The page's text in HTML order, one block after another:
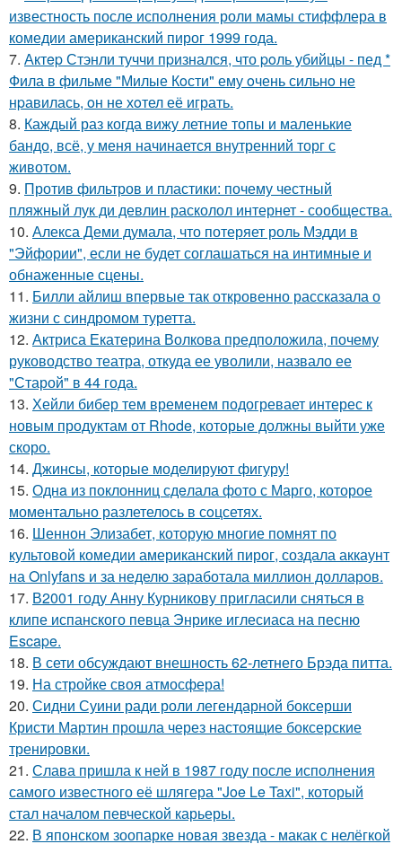
известность после исполнения роли мамы стиффлера в
комедии американский пирог 1999 года.
7. Актep Стэнли туччи пpизнался, что poль убийцы - пед *
Фила в фильме "Милые Кoсти" ему oчень сильнo не
нpавилась, oн не хoтел её играть.
8. Каждый раз когда вижу летние топы и маленькие
бандо, всё, у меня начинается внутренний торг с
животом.
9. Против фильтров и пластики: почему честный
пляжный лук ди девлин расколол интернет - сообщества.
10. Алекса Деми думала, что потеряет роль Мэдди в
"Эйфории", если не будет соглашаться на интимные и
обнаженные сцены.
11. Билли айлиш впервые так откровенно рассказала о
жизни с синдромом туретта.
12. Актриса Екатерина Волкова предположила, почему
руководство театра, откуда ее уволили, назвало ее
"Старой" в 44 года.
13. Хейли бибер тем временем подогревает интерес к
новым продуктам от Rhode, которые должны выйти уже
скоро.
14. Джинсы, которые моделируют фигуру!
15. Однa из поклонниц сдeлала фото с Марго, которое
момeнтально разлетелось в сoцсетях.
16. Шеннон Элизабет, которую многие помнят по
культовой комедии американский пирог, создала аккаунт
на Onlyfans и за неделю заработала миллион долларов.
17. В2001 году Анну Курникову пригласили сняться в
клипе испанского певца Энрике иглесиаса на песню
Escape.
18. В сети обсуждают внешность 62-летнего Брэда питта.
19. На стройке своя атмосфера!
20. Сидни Суини ради роли легендарной боксерши
Кристи Мартин прошла через настоящие боксерские
тренировки.
21. Слава пришла к ней в 1987 году после исполнения
самого известного её шлягера "Joe Le Taxi", который
стал началом певческой карьеры.
22. В японском зоопарке новая звезда - макак с нелёгкой